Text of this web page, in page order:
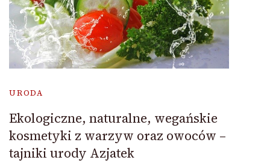
URODA
Ekologiczne, naturalne, wegańskie
kosmetyki z warzyw oraz owoców –
tajniki urody Azjatek